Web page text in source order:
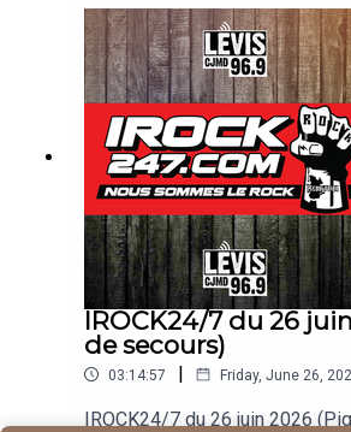
IROCK24/7 du 26
de secours)
03:14:57 | Friday, June 26,